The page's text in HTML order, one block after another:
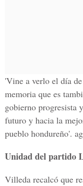
'Vine a verlo el día
memoria que es
gobierno progresista
futuro y hacia la
pueblo hondureño'.
Unidad del partido
Villeda recalcó que